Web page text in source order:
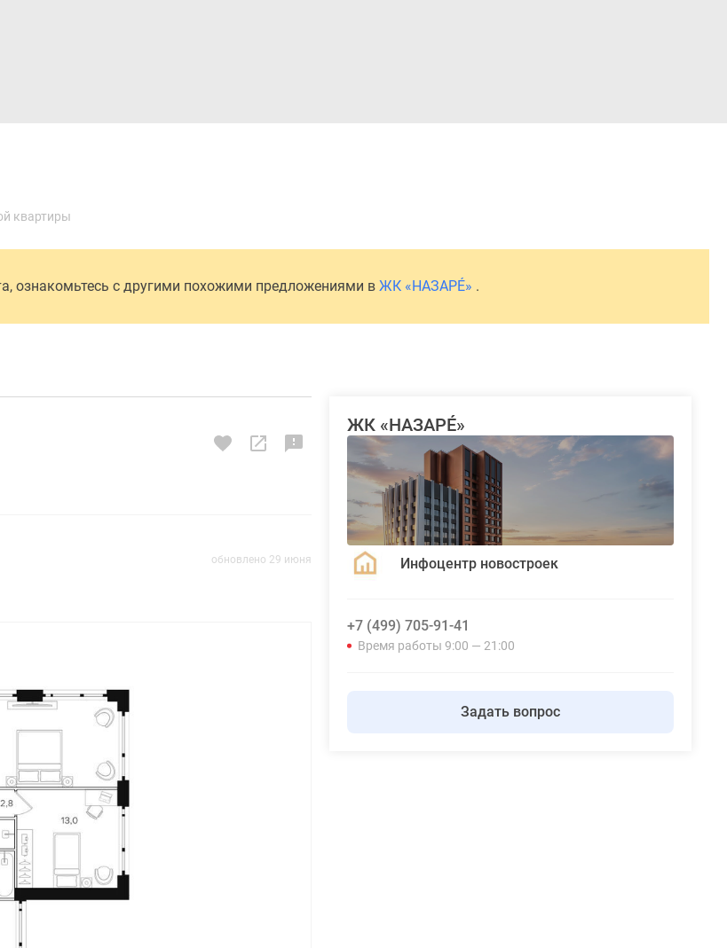
квартиры
ознакомьтесь с другими похожими предложениями в ЖК «НАЗАРÉ» .
обновлено 29 июня
ЖК «НАЗАРÉ»
Инфоцентр новостроек
+7 (499) 705-91-41
Время работы 9:00 — 21:00
Задать вопрос